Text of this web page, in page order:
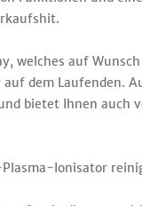
welches auf
dem Laufenden.
bietet Ihnen auch
Ionisator